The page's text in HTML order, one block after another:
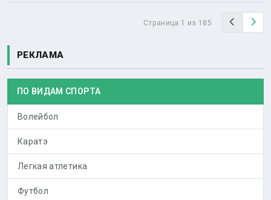
Страница 1 из 185 Назад
РЕКЛАМА
ПО ВИДАМ СПОРТА
Волейбол
Каратэ
Легкая атлетика
Футбол